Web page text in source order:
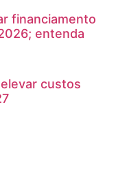
financiamento
entenda
custos